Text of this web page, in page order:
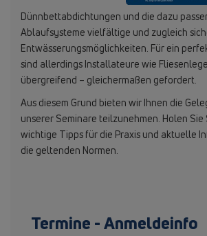
Dünnbettabdichtungen und die dazu
Ablaufsysteme vielfältige und zugleich
Entwässerungsmöglichkeiten. Für ein
sind allerdings Installateure wie
übergreifend – gleichermaßen gefordert.
Aus diesem Grund bieten wir Ihnen die
unserer Seminare teilzunehmen. Holen Sie
wichtige Tipps für die Praxis und aktuelle
die geltenden Normen.
Termine - Anmeldeinfo